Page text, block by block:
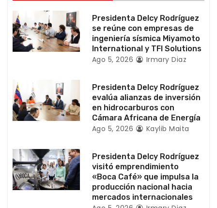
e
e
n
r
a
a
s
Presidenta Delcy Rodríguez
se reúne con empresas de
ingeniería sísmica Miyamoto
International y TFI Solutions
Ago 5, 2026 Irmary Diaz
Presidenta Delcy Rodríguez
evalúa alianzas de inversión
en hidrocarburos con
Cámara Africana de Energía
Ago 5, 2026 Kaylib Maita
Presidenta Delcy Rodríguez
visitó emprendimiento
«Boca Café» que impulsa la
producción nacional hacia
mercados internacionales